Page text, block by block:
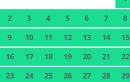
2
3 4 5 6 7
8
9
10 11 12 13 14
15
16
17 18 19 20 21
22
23
24 25 26 27 28
29